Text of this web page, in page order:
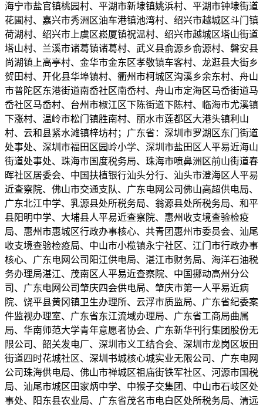
海宁市盐官镇桃园村、平湖市新埭镇姚浜村、平湖市钟埭街道
花圃村、嘉兴市秀洲区油车港镇池湾村、绍兴市越城区斗门镇
荷湖村、绍兴市上虞区崧厦镇祝温村、绍兴市越城区塔山街道
塔山村、兰溪市诸葛镇诸葛村、武义县俞源乡俞源村、磐安县
尚湖镇上高亭村、金华市金东区孝敬镇车客村、龙逛县大街乡
贺田村、开化县华埠镇村、衢州市柯城区沟溪乡余东村、舟山
市普陀区东港街道南岙社区南岙村、舟山市定海区马岙街道马
岙社区马岙村、台州市椒江区下陈街道下陈村、临海市尤溪镇
下涨村、温岭市松门镇胜南村、丽水市莲都区大港头镇利山
村、云和县紧水滩镇梓坊村；广东省：深圳市罗湖区东门街道
处事处、深圳市福田区园岭小学、深圳市盐田区人平易近海山
街道处事处、珠海市国度税务局、珠海市喷鼻洲区前山街道春
晖社区居委会、中国扶植银行汕头分行、汕头市澄海区人平易
近查察院、佛山市交通支队、广东电网公司佛山高超供电局、
广东北江中学、乳源县处所税务局、翁源县处所税务局、和平
县阳明中学、大埔县人平易近查察院、惠州收支境查验检疫
局、惠州市惠城区行政办事核心、共青团惠州市委员会、汕尾
收支境查验检疫局、中山市小榄镇永宁社区、江门市行政办事
核心、广东电网公司阳江供电局、湛江市财务局、海洋石油税
务办理局湛江、茂南区人平易近查察院、中国挪动高州分公
司、广东电网公司肇庆四会供电局、肇庆市第一人平易近病
院、饶平县黄冈镇卫生办理所、云浮市质监局、广东省纪委案
件监视办理室、广东省东江流域办理局、广东省工商局曲属
局、华南师范大学青年意愿者协会、广东新华刊行集团股份无
限公司、韶关发电厂、深圳市义工结合会、深圳市龙岗区坂田
街道四时花城社区、深圳书城核心城实业无限公司、广东电网
公司珠海供电局、佛山市禅城区祖庙街铁军社区、河源市国税
局、汕尾市城区田家炳中学、中猴子交集团、中山市石岐区处
事处、阳东县农业局、广东省茂名市电白区处所税务局、清远